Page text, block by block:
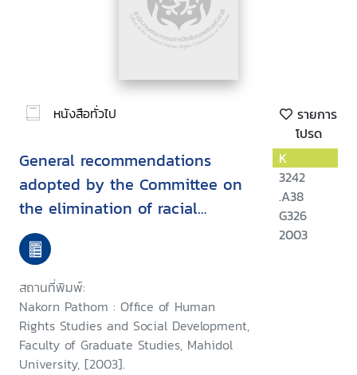
หนังสือทั่วไป
รายการ
โปรด
General recommendations
adopted by the Committee on
the elimination of racial
discrimination
สถานที่พิมพ์:
Nakorn Pathom : Office of Human
Rights Studies and Social Development,
Faculty of Graduate Studies, Mahidol
University, [2003].
K
3242
.A38
G326
2003